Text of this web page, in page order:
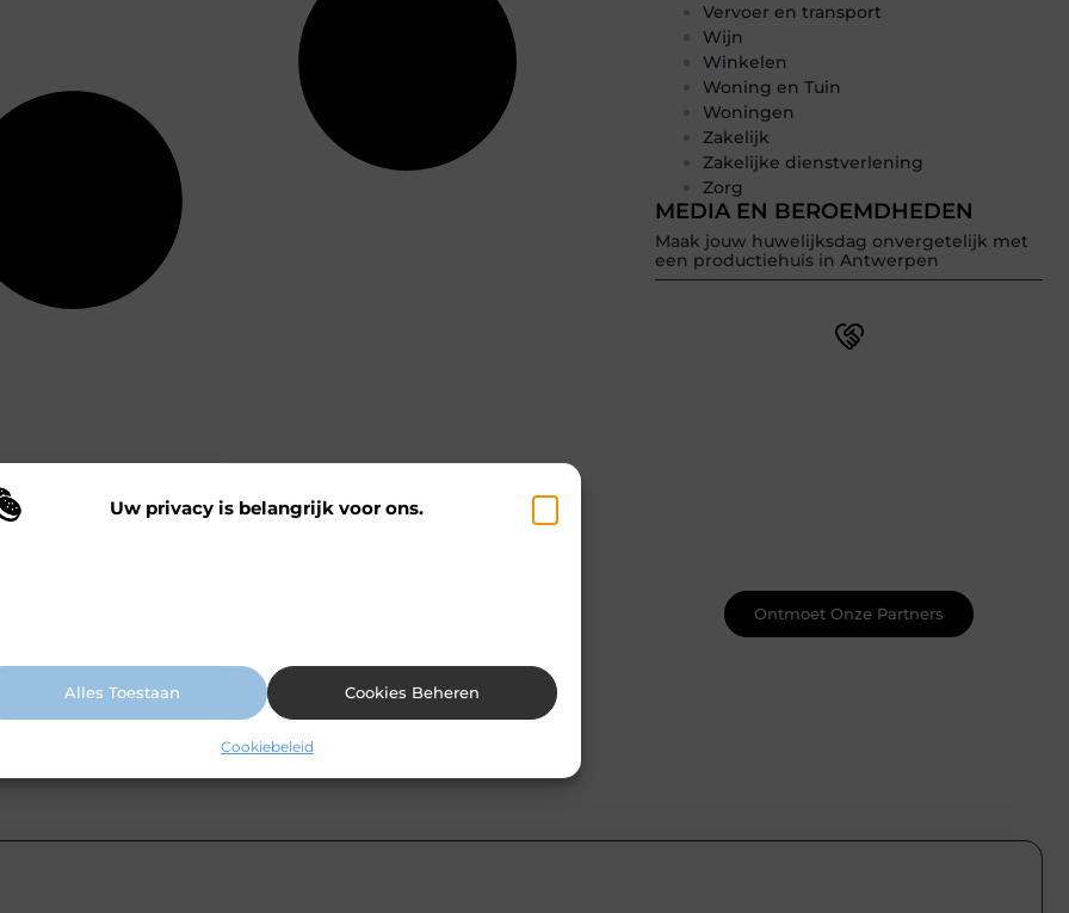
Uw privacy is belangrijk voor ons.
Alles Toestaan Cookies Beheren
Cookiebeleid
Vervoer en transport
Wijn
Winkelen
Woning en Tuin
Woningen
Zakelijk
Zakelijke dienstverlening
Zorg
MEDIA EN BEROEMDHEDEN
Maak jouw huwelijksdag onvergetelijk met
een productiehuis in Antwerpen
Ontmoet Onze Partners